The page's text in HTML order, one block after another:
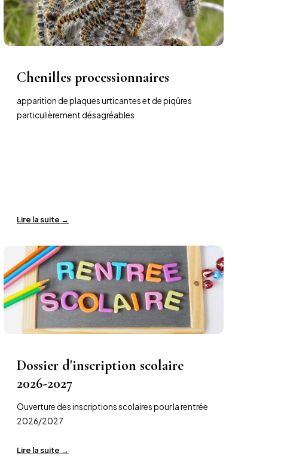
Chenilles processionnaires
apparition de plaques urticantes et de piqûres
particulièrement désagréables
Lire la suite →
Dossier d'inscription scolaire
2026-2027
Ouverture des inscriptions scolaires pour la rentrée
2026/2027
Lire la suite →